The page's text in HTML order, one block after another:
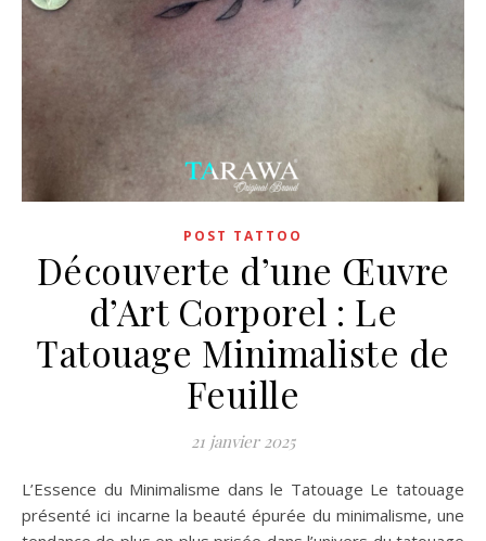
POST TATTOO
Découverte d’une Œuvre
d’Art Corporel : Le
Tatouage Minimaliste de
Feuille
21 janvier 2025
L’Essence du Minimalisme dans le Tatouage Le tatouage
présenté ici incarne la beauté épurée du minimalisme, une